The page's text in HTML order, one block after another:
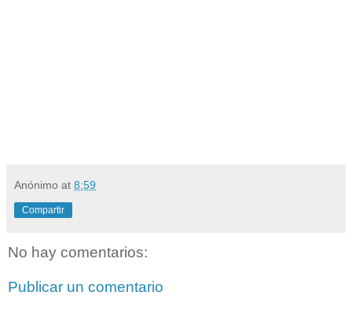
Anónimo at 8:59
Compartir
No hay comentarios:
Publicar un comentario